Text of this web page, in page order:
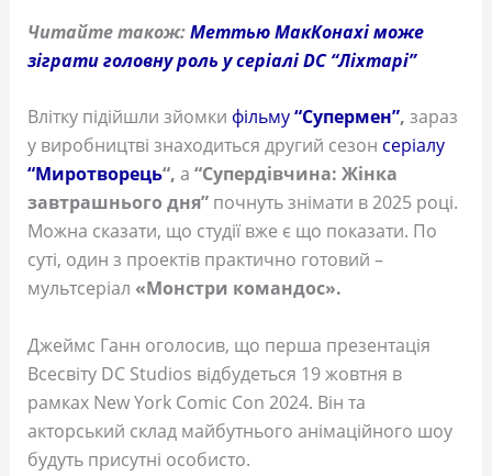
Читайте також:Меттью МакКонахі може
зіграти головну роль у серіалі DC “Ліхтарі”
Влітку підійшли зйомки фільму“Супермен”, зараз
у виробництві знаходиться другий сезон серіалу
“Миротворець“, а “Супердівчина: Жінка
завтрашнього дня”почнуть знімати в 2025 році.
Можна сказати, що студії вже є що показати. По
суті, один з проектів практично готовий –
мультсеріал «Монстри командос».
Джеймс Ганн оголосив, що перша презентація
Всесвіту DC Studios відбудеться 19 жовтня в
рамках New York Comic Con 2024. Він та
акторський склад майбутнього анімаційного шоу
будуть присутні особисто.